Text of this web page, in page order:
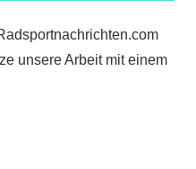
unsere Arbeit mit einem